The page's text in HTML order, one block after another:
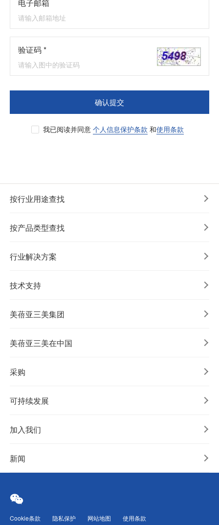
电子邮箱
验证码 *
确认提交
我已阅读并同意 个人信息保护条款 和使用条款
按行业用途查找
按产品类型查找
行业解决方案
技术支持
美蓓亚三美集团
美蓓亚三美在中国
采购
可持续发展
加入我们
新闻
Cookie条款 隐私保护 网站地图 使用条款